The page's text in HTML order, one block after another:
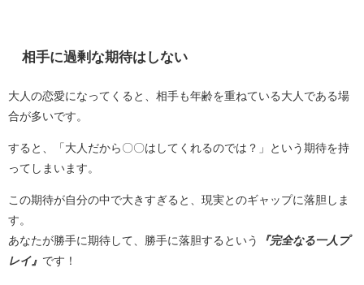
相手に過剰な期待はしない
大人の恋愛になってくると、相手も年齢を重ねている大人である場
合が多いです。
すると、「大人だから〇〇はしてくれるのでは？」という期待を持
ってしまいます。
この期待が自分の中で大きすぎると、現実とのギャップに落胆しま
す。
あなたが勝手に期待して、勝手に落胆するという
『完全なる一人プ
レイ』 です！